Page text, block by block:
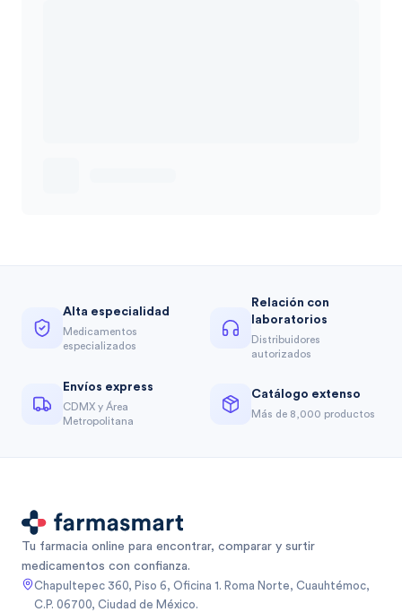
Alta especialidad
Medicamentos
especializados
Relación con
laboratorios
Distribuidores
autorizados
Envíos express
CDMX y Área
Metropolitana
Catálogo extenso
Más de 8,000 productos
Tu farmacia online para encontrar, comparar y surtir
medicamentos con confianza.
Chapultepec 360, Piso 6, Oficina 1. Roma Norte, Cuauhtémoc,
C.P. 06700, Ciudad de México.